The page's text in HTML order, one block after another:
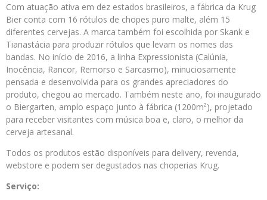
Com atuação ativa em dez estados brasileiros, a fábrica da Krug
Bier conta com 16 rótulos de chopes puro malte, além 15
diferentes cervejas. A marca também foi escolhida por Skank e
Tianastácia para produzir rótulos que levam os nomes das
bandas. No início de 2016, a linha Expressionista (Calúnia,
Inocência, Rancor, Remorso e Sarcasmo), minuciosamente
pensada e desenvolvida para os grandes apreciadores do
produto, chegou ao mercado. Também neste ano, foi inaugurado
o Biergarten, amplo espaço junto à fábrica (1200m²), projetado
para receber visitantes com música boa e, claro, o melhor da
cerveja artesanal.
Todos os produtos estão disponíveis para delivery, revenda,
webstore e podem ser degustados nas choperias Krug.
Serviço: